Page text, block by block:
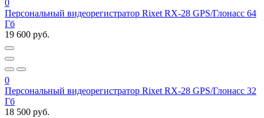
0
Персональный видеорегистратор Rixet RX-28 GPS/Глонасс 64
Гб
19 600 руб.
0
Персональный видеорегистратор Rixet RX-28 GPS/Глонасс 32
Гб
18 500 руб.